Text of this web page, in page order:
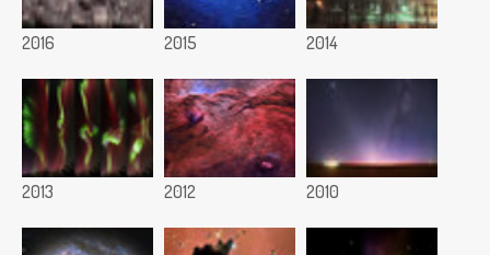
2016 2015 2014
2013 2012 2010